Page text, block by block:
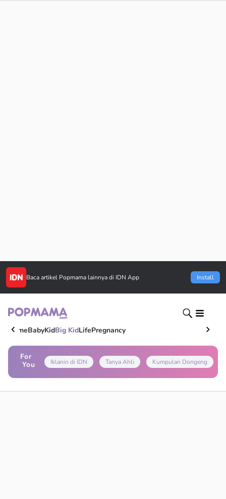
Baca artikel Popmama lainnya di IDN App Install
HomeBabyKidBig KidLifePregnancy
For
You
Iklanin di IDN Tanya Ahli Kumpulan Dongeng